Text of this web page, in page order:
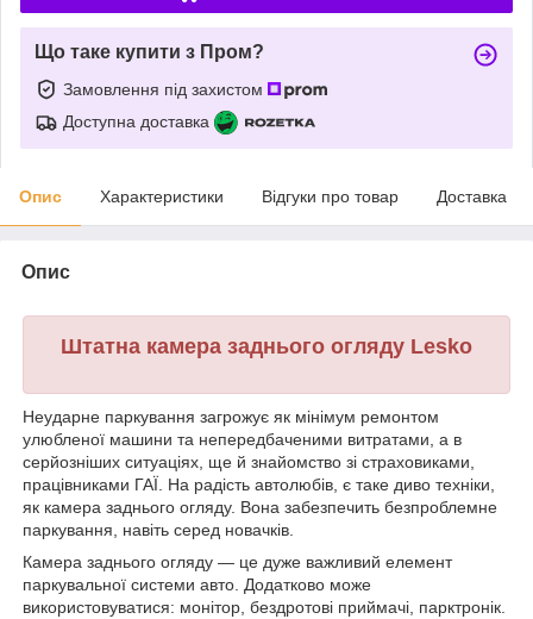
Що таке купити з Пром?
Замовлення під захистом
Доступна доставка
Опис Характеристики Відгуки про товар Доставка
Опис
Штатна камера заднього огляду Lesko
Неударне паркування загрожує як мінімум ремонтом
улюбленої машини та непередбаченими витратами, а в
серйозніших ситуаціях, ще й знайомство зі страховиками,
працівниками ГАЇ. На радість автолюбів, є таке диво техніки,
як камера заднього огляду. Вона забезпечить безпроблемне
паркування, навіть серед новачків.
Камера заднього огляду — це дуже важливий елемент
паркувальної системи авто. Додатково може
використовуватися: монітор, бездротові приймачі, парктронік.